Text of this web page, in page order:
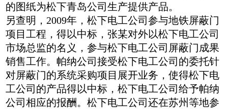
的图纸为松下青岛公司生产提供产品。
另查明，2009年，松下电工公司参与地铁屏蔽门
项目工程，得以中标，张某对外以松下电工公司
市场总监的名义，参与松下电工公司屏蔽门成果
销售工作。帕纳公司接受松下电工公司的委托针
对屏蔽门的系统采购项目展开业务，使得松下电
工公司的产品得以中标，松下电工公司给予帕纳
公司相应的报酬。松下电工公司还在苏州等地参